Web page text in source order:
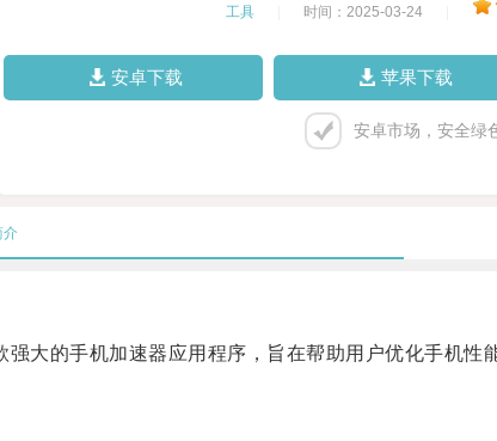
工具 时间：2025-03-24
安卓下载 苹果下载
安卓市场，安全绿
介
的手机加速器应用程序，旨在帮助用户优化手机性能